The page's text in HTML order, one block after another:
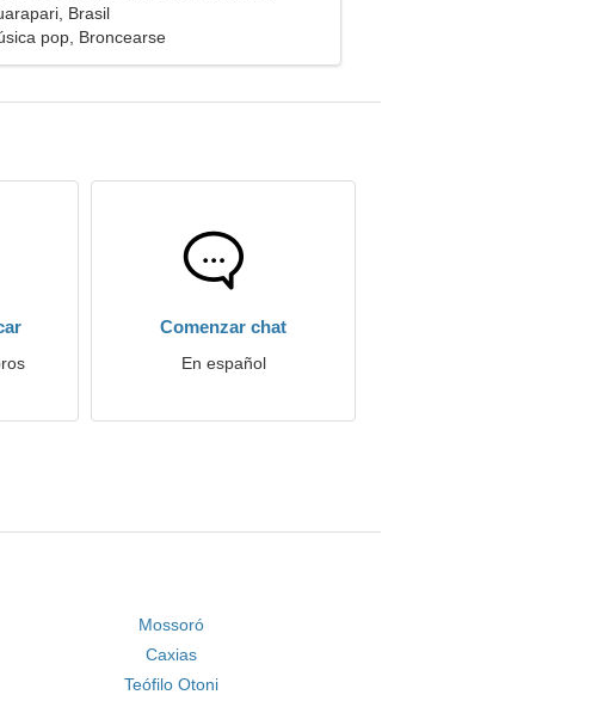
Brasil
pop, Broncearse
Comenzar chat
En español
Mossoró
Caxias
Teófilo Otoni